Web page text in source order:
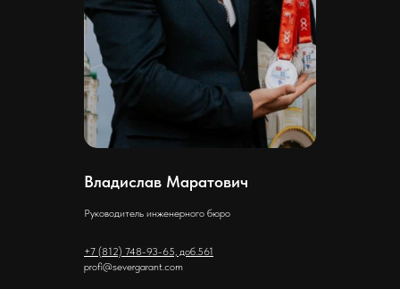
Владислав Маратович
Руководитель инженерного бюро
+7 (812) 748-93-65, доб.561
profi@severgarant.com